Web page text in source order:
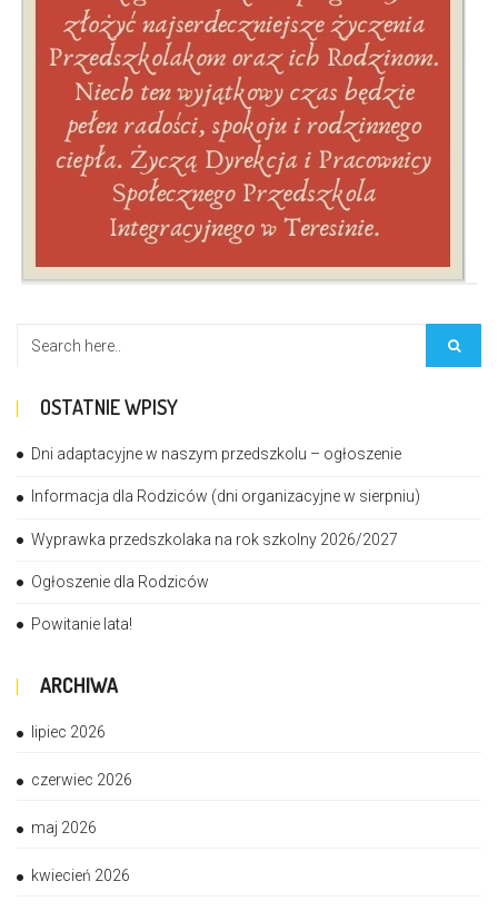
OSTATNIE WPISY
Dni adaptacyjne w naszym przedszkolu – ogłoszenie
Informacja dla Rodziców (dni organizacyjne w sierpniu)
Wyprawka przedszkolaka na rok szkolny 2026/2027
Ogłoszenie dla Rodziców
Powitanie lata!
ARCHIWA
lipiec 2026
czerwiec 2026
maj 2026
kwiecień 2026